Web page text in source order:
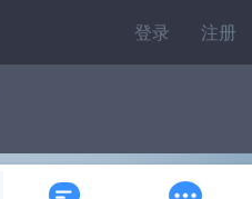
登录 注册